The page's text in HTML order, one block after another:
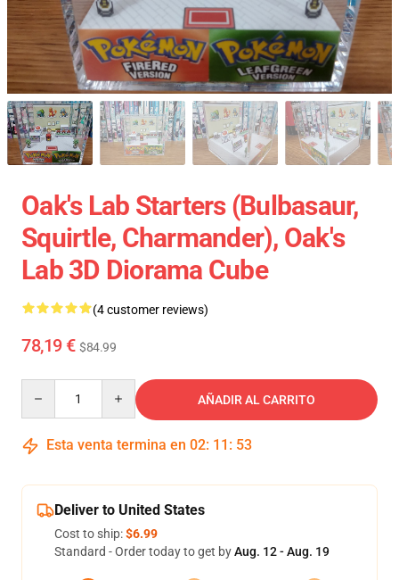
Oak's Lab Starters (Bulbasaur,
Squirtle, Charmander), Oak's
Lab 3D Diorama Cube
(4 customer reviews)
78,19 € $84.99
AÑADIR AL CARRITO
Esta venta termina en 02: 11 : 52
Deliver to United States
Cost to ship:$6.99
Standard - Order today to get byAug. 12 - Aug. 19